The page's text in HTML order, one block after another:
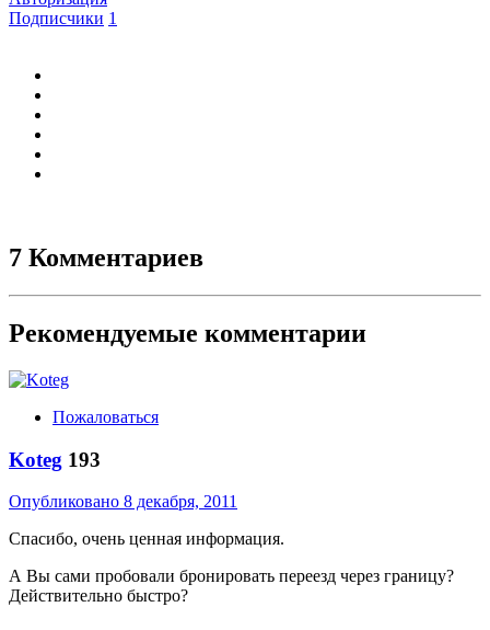
Подписчики 1
7 Комментариев
Рекомендуемые комментарии
Пожаловаться
Koteg 193
Опубликовано 8 декабря, 2011
Спасибо, очень ценная информация.
А Вы сами пробовали бронировать переезд через границу?
Действительно быстро?